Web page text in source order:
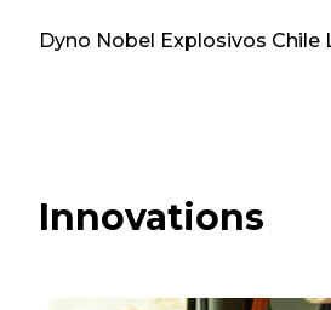
Dyno Nobel Explosivos Chile
Innovations